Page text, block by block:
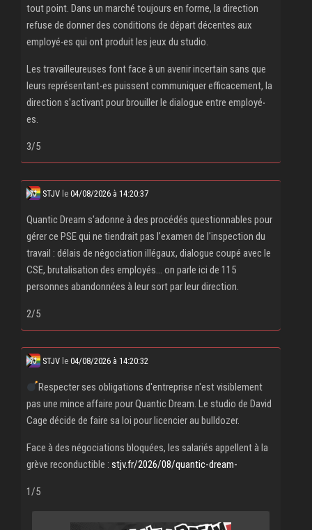
tout point. Dans un marché toujours en forme, la direction
refuse de donner des conditions de départ décentes aux
employé‧es qui ont produit les jeux du studio.
Les travailleureuses font face à un avenir incertain sans que
leurs représentant‧es puissent communiquer efficacement, la
direction s'activant pour brouiller le dialogue entre employé‧
es.
3/5
STJV le 04/08/2026 à 14:20:37
Quantic Dream s'adonne à des procédés questionnables pour
gérer ce PSE qui ne tiendrait pas l'examen de l'inspection du
travail : délais de négociation illégaux, dialogue coupé avec le
CSE, brutalisation des employés... on parle ici de 115
personnes abandonnées à leur sort par leur direction.
2/5
STJV le 04/08/2026 à 14:20:32
Respecter ses obligations d'entreprise n'est visiblement
pas une mince affaire pour Quantic Dream. Le studio de David
Cage décide de faire sa loi pour licencier au bulldozer.
Face à des négociations bloquées, les salariés appellent à la
grève reconductible : stjv.fr/2026/08/quantic-dream-
1/5